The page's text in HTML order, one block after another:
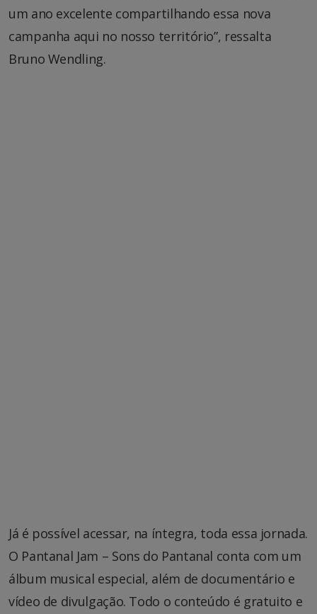
um ano excelente compartilhando essa nova
campanha aqui no nosso território”, ressalta
Bruno Wendling.
Já é possível acessar, na íntegra, toda essa jornada.
O Pantanal Jam – Sons do Pantanal conta com um
álbum musical especial, além de documentário e
vídeo de divulgação. Todo o conteúdo é gratuito e